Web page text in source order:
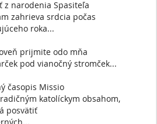
Ilava 13. 06. 2025
PRE KATOLÍCKYCH
katolíckych kňazov k aktivite a to: žehnanie
Oltárnou v pravidelných intervaloch. Tých,
vykonávať exorcizmus, aj ku krátkej modlitbe
je kňazov toľko ako má deň minút? Neviem.